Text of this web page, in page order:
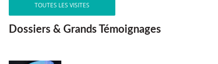
TOUTES LES VISITES
Dossiers & Grands Témoignages